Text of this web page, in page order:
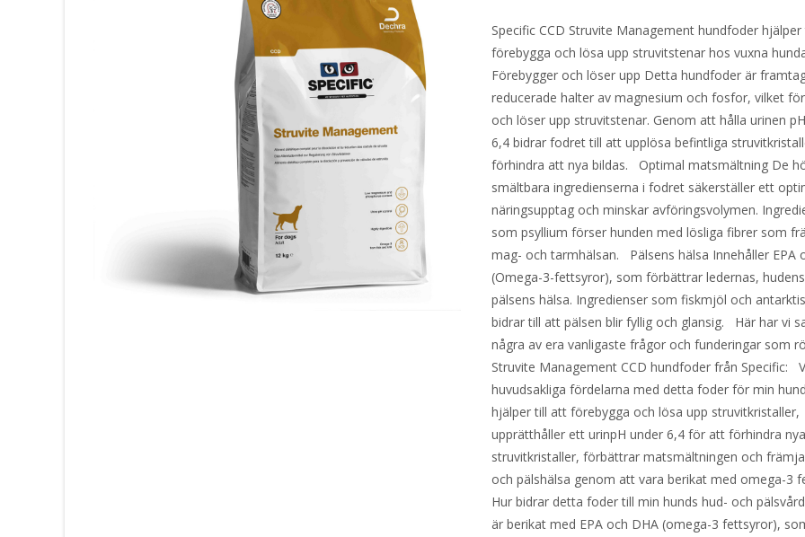
Specific CCD Struvite Management hundfoder
förebygga och lösa upp struvitstenar hos vuxna
Förebygger och löser upp Detta hundfoder är
reducerade halter av magnesium och fosfor, vilket
och löser upp struvitstenar. Genom att hålla urinen
6,4 bidrar fodret till att upplösa befintliga
förhindra att nya bildas. Optimal matsmältning De
smältbara ingredienserna i fodret säkerställer ett
näringsupptag och minskar avföringsvolymen.
som psyllium förser hunden med lösliga fibrer som
mag- och tarmhälsan. Pälsens hälsa Innehåller EPA
(Omega-3-fettsyror), som förbättrar ledernas,
pälsens hälsa. Ingredienser som fiskmjöl och
bidrar till att pälsen blir fyllig och glansig. Här har vi
några av era vanligaste frågor och funderingar som
Struvite Management CCD hundfoder från Specific:
huvudsakliga fördelarna med detta foder för min
hjälper till att förebygga och lösa upp struvitkristaller,
upprätthåller ett urinpH under 6,4 för att förhindra nya
struvitkristaller, förbättrar matsmältningen och
och pälshälsa genom att vara berikat med omega-3
Hur bidrar detta foder till min hunds hud- och
är berikat med EPA och DHA (omega-3 fettsyror),